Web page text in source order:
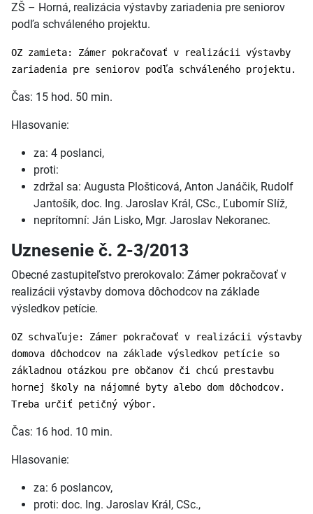
ZŠ – Horná, realizácia výstavby zariadenia pre seniorov
podľa schváleného projektu.
OZ zamieta: Zámer pokračovať v realizácii výstavby
zariadenia pre seniorov podľa schváleného projektu.
Čas: 15 hod. 50 min.
Hlasovanie:
za: 4 poslanci,
proti:
zdržal sa: Augusta Plošticová, Anton Janáčik, Rudolf
Jantošík, doc. Ing. Jaroslav Král, CSc., Ľubomír Slíž,
neprítomní: Ján Lisko, Mgr. Jaroslav Nekoranec.
Uznesenie č. 2-3/2013
Obecné zastupiteľstvo prerokovalo: Zámer pokračovať v
realizácii výstavby domova dôchodcov na základe
výsledkov petície.
OZ schvaľuje: Zámer pokračovať v realizácii výstavby
domova dôchodcov na základe výsledkov petície so
základnou otázkou pre občanov či chcú prestavbu
hornej školy na nájomné byty alebo dom dôchodcov.
Treba určiť petičný výbor.
Čas: 16 hod. 10 min.
Hlasovanie:
za: 6 poslancov,
proti: doc. Ing. Jaroslav Král, CSc.,